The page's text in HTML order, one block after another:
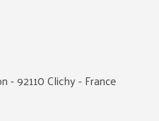
- 92110 Clichy - France